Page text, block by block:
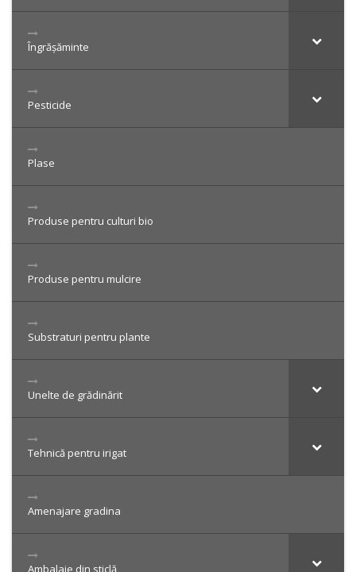
Îngrășăminte
Pesticide
Plase
Produse pentru culturi bio
Produse pentru mulcire
Substraturi pentru plante
Unelte de grădinărit
Tehnică pentru irigat
Amenajare gradina
Ambalaje din sticlă